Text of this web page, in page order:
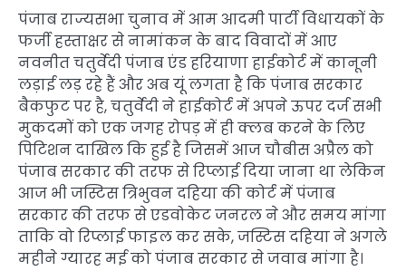
पंजाब राज्यसभा चुनाव में आम आदमी पार्टी विधायकों के
फर्जी हस्ताक्षर से नामांकन के बाद विवादों में आए
नवनीत चतुर्वेदी पंजाब एंड हरियाणा हाईकोर्ट में कानूनी
लड़ाई लड़ रहे हैं और अब यूं लगता है कि पंजाब सरकार
बैकफुट पर है, चतुर्वेदी ने हाईकोर्ट में अपने ऊपर दर्ज सभी
मुकदमों को एक जगह रोपड़ में ही क्लब करने के लिए
पिटिशन दाखिल कि हुई है जिसमें आज चौबीस अप्रैल को
पंजाब सरकार की तरफ से रिप्लाई दिया जाना था लेकिन
आज भी जस्टिस त्रिभुवन दहिया की कोर्ट में पंजाब
सरकार की तरफ से एडवोकेट जनरल ने और समय मांगा
ताकि वो रिप्लाई फाइल कर सके, जस्टिस दहिया ने अगले
महीने ग्यारह मई को पंजाब सरकार से जवाब मांगा है।